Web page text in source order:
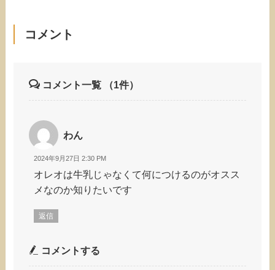
コメント
コメント一覧 （1件）
わん
2024年9月27日 2:30 PM
オレオは牛乳じゃなくて何につけるのがオスス
メなのか知りたいです
返信
コメントする